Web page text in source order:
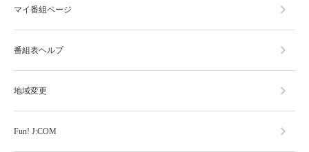
マイ番組ページ
番組表ヘルプ
地域変更
Fun! J:COM